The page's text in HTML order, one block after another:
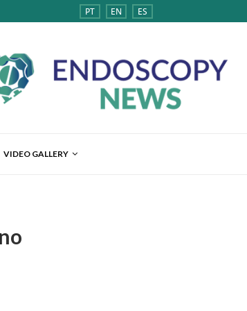
PT EN ES
VIDEO GALLERY